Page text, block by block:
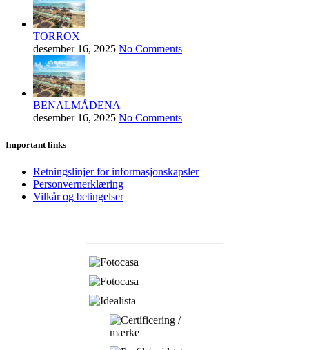
TORROX
desember 16, 2025 No Comments
BENALMÁDENA
desember 16, 2025 No Comments
Important links
Retningslinjer for informasjonskapsler
Personvernerklæring
Vilkår og betingelser